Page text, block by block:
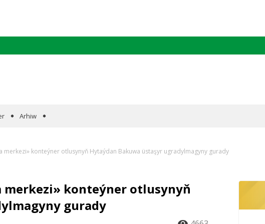
Arhiw
merkezi» konteýner otlusynyň Hytaýdan Bakuwa üstaşyr ugradylmagyny gurady
konteýner otlusynyň
gurady